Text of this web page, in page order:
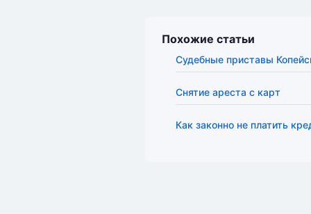
Похожие статьи
Судебные приставы
Снятие ареста с карт
Как законно не платить